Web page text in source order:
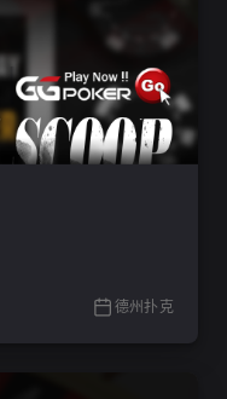
德州扑克